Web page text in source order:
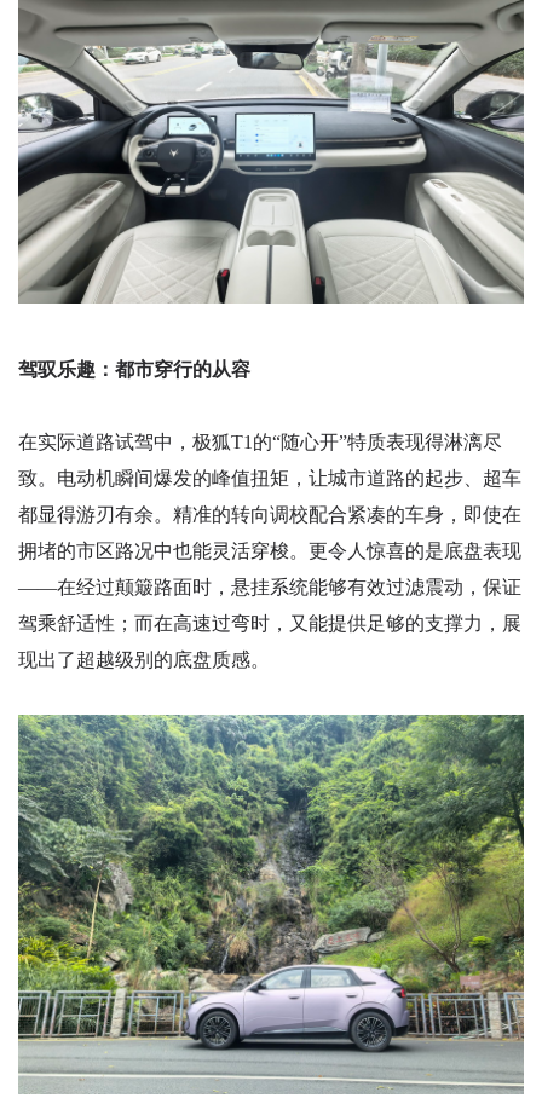
驾驭乐趣：都市穿行的从容
在实际道路试驾中，极狐T1的“随心开”特质表现得淋漓尽
致。电动机瞬间爆发的峰值扭矩，让城市道路的起步、超车
都显得游刃有余。精准的转向调校配合紧凑的车身，即使在
拥堵的市区路况中也能灵活穿梭。更令人惊喜的是底盘表现
——在经过颠簸路面时，悬挂系统能够有效过滤震动，保证
驾乘舒适性；而在高速过弯时，又能提供足够的支撑力，展
现出了超越级别的底盘质感。